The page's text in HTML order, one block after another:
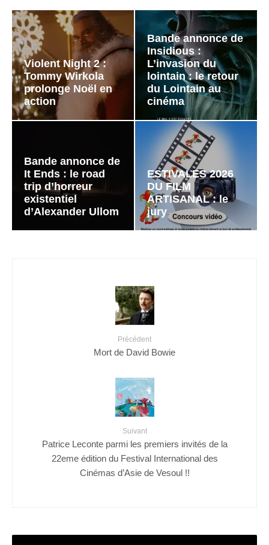
Violent Night 2 :
Tommy Wirkola
prolonge Noël en
action
Bande annonce de
Insidious :
L’invasion du
lointain : le retour
du Lointain au
cinéma
Bande annonce de
It Ends : le road
trip d’horreur
existentiel
d’Alexander Ullom
ESTIVALES 2026
DU FILM
ARTISANAL : le
jury
Précédent
Mort de David Bowie
Suivant
Patrice Leconte parmi les premiers invités de la
22eme édition du Festival International des
Cinémas d’Asie de Vesoul !!